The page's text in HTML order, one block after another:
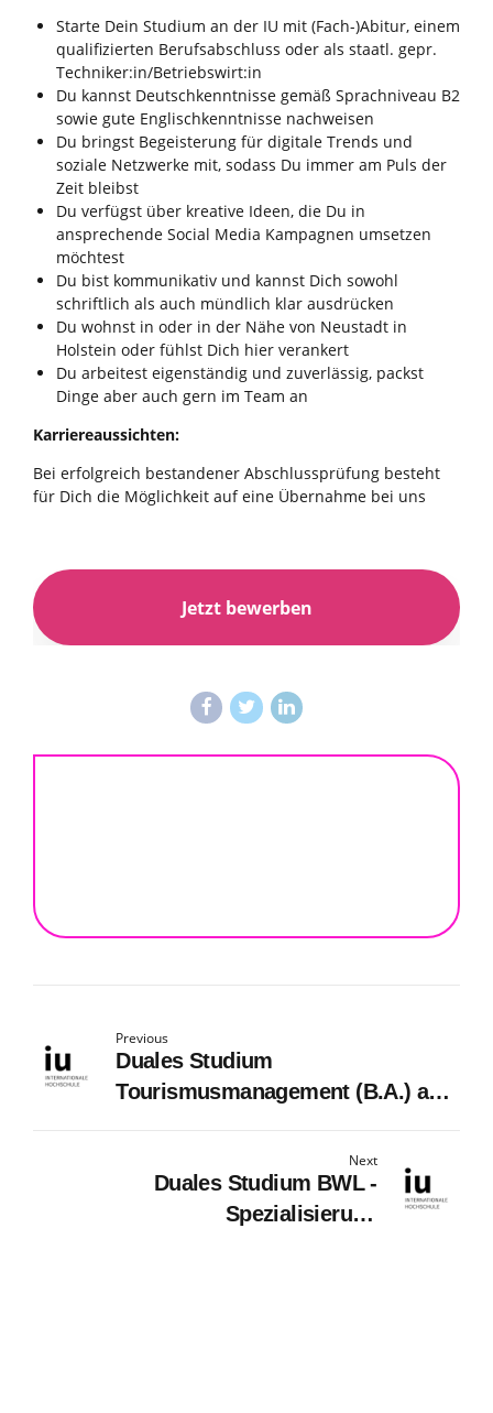
Starte Dein Studium an der IU mit (Fach-)Abitur, einem
qualifizierten Berufsabschluss oder als staatl. gepr.
Techniker:in/Betriebswirt:in
Du kannst Deutschkenntnisse gemäß Sprachniveau B2
sowie gute Englischkenntnisse nachweisen
Du bringst Begeisterung für digitale Trends und
soziale Netzwerke mit, sodass Du immer am Puls der
Zeit bleibst
Du verfügst über kreative Ideen, die Du in
ansprechende Social Media Kampagnen umsetzen
möchtest
Du bist kommunikativ und kannst Dich sowohl
schriftlich als auch mündlich klar ausdrücken
Du wohnst in oder in der Nähe von Neustadt in
Holstein oder fühlst Dich hier verankert
Du arbeitest eigenständig und zuverlässig, packst
Dinge aber auch gern im Team an
Karriereaussichten:
Bei erfolgreich bestandener Abschlussprüfung besteht
für Dich die Möglichkeit auf eine Übernahme bei uns
Previous
Duales Studium
Tourismusmanagement (B.A.) am
Next
Duales Studium BWL -
Spezialisierung